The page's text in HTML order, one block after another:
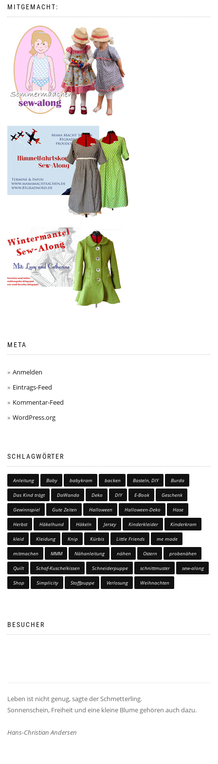
MITGEMACHT:
META
Anmelden
Eintrags-Feed
Kommentar-Feed
WordPress.org
SCHLAGWÖRTER
Anleitung Baby babykram backen Basteln, DIY Burda
Das Kind trägt DaWanda Deko DIY E-Book Geschenk
Gewinnspiel Gute Zeiten Halloween Halloween-Deko Hase
Herbst Häkelhund Häkeln Jersey Kinderkleider Kinderkram
kleid Kleidung Knip Kürbis Little Friends me made
mitmachen MMM Nähanleitung nähen Ostern probenähen
Quilt Schaf-Kuschelkissen Schneiderpuppe schnittmuster sew-along
Shop Simplicity Stoffpuppe Verlosung Weihnachten
BESUCHER
Leben ist nicht genug, sagte der Schmetterling.
Sonnenschein, Freiheit und eine kleine Blume gehören auch dazu.
Hans-Christian Andersen